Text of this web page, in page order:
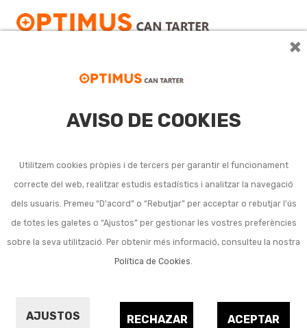
×
AVISO DE COOKIES
Utilitzem cookies pròpies i de tercers per garantir el funcionament
correcte del web, realitzar estudis estadístics i analitzar la navegació
dels usuaris. Premeu “D'acord” o “Rebutjar” per acceptar o rebutjar l'ús
de totes les galetes o “Ajustos” per gestionar les vostres preferències
sobre la seva utilització. Per obtenir més informació, consulteu la nostra
Política de Cookies
AJUSTOS ACEPTAR
RECHAZAR
Ver más
Subcategories
Film i plàstic d embalatge
Paper i cartró per a embalatge
Fleix i unions